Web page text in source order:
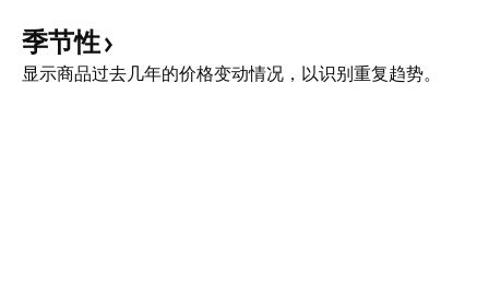
季节性
显示商品过去几年的价格变动情况，以识别重复趋势。